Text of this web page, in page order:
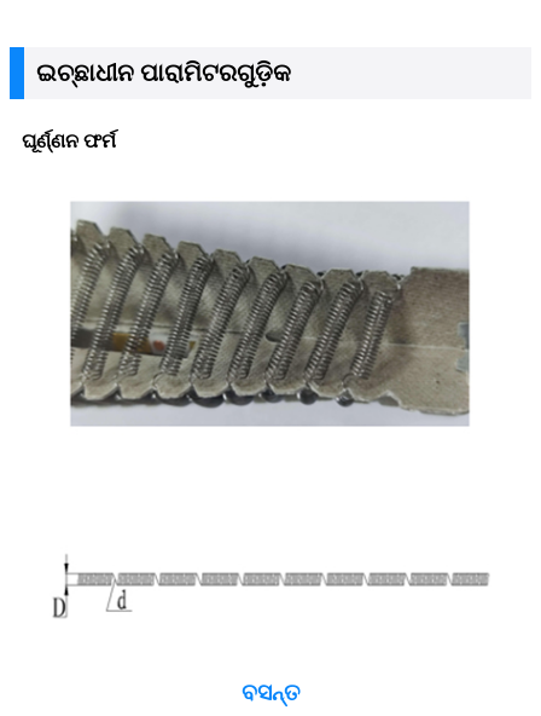
ଇଚ୍ଛାଧୀନ ପାରାମିଟରଗୁଡ଼ିକ
ଘୂର୍ଣ୍ଣନ ଫର୍ମ
ବସନ୍ତ